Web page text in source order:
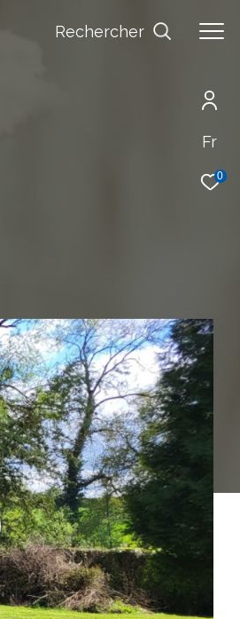
Fr
0
Rechercher